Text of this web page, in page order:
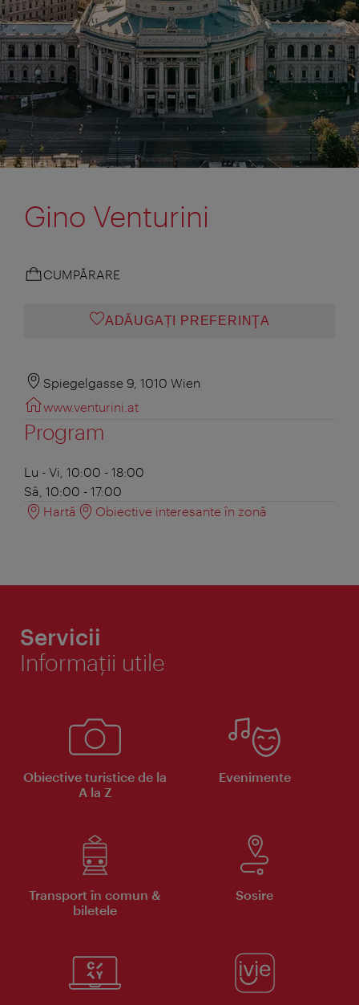
Gino Venturini
CUMPĂRARE
ADĂUGAȚI PREFERINŢA
Spiegelgasse 9, 1010 Wien
www.venturini.at
Program
Lu - Vi, 10:00 - 18:00
Sâ, 10:00 - 17:00
Hartă
Obiective interesante în zonă
Servicii
Informaţii utile
Obiective turistice de la
A la Z
Evenimente
Transport în comun &
biletele
Sosire